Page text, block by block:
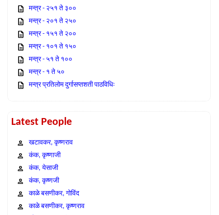
मन्त्र - २५१ ते ३००
मन्त्र - २०१ ते २५०
मन्त्र - १५१ ते २००
मन्त्र - १०१ ते १५०
मन्त्र - ५१ ते १००
मन्त्र - १ ते ५०
मन्त्र प्रतिलोम दुर्गासप्तशती पाठविधिः
Latest People
खटावकर, कृष्णराव
कंक, कृष्णाजी
कंक, येसाजी
कंक, कृष्णजी
काळे बसणीकर, गोविंद
काळे बसणीकर, कृष्णराव